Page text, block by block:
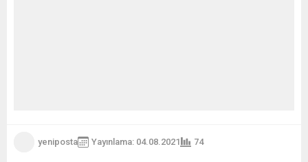
yeniposta Yayınlama: 04.08.2021 74